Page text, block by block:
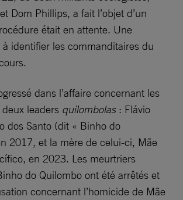
Dom Phillips, a fait l’objet d’un
était en attente. Une
identifier les commanditaires du
dans l’affaire concernant les
leaders quilombolas: Flávio
dos Santo (dit « Binho do
2017, et la mère de celui-ci, Mãe
en 2023. Les meurtriers
do Quilombo ont été arrêtés et
concernant l’homicide de Mãe